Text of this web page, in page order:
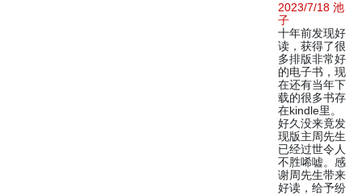
2023/7/18 池
子
十年前发现好
读，获得了很
多排版非常好
的电子书，现
在还有当年下
载的很多书存
在kindle里。
好久没来竟发
现版主周先生
已经过世令人
不胜唏嘘。感
谢周先生带来
好读，给予纷